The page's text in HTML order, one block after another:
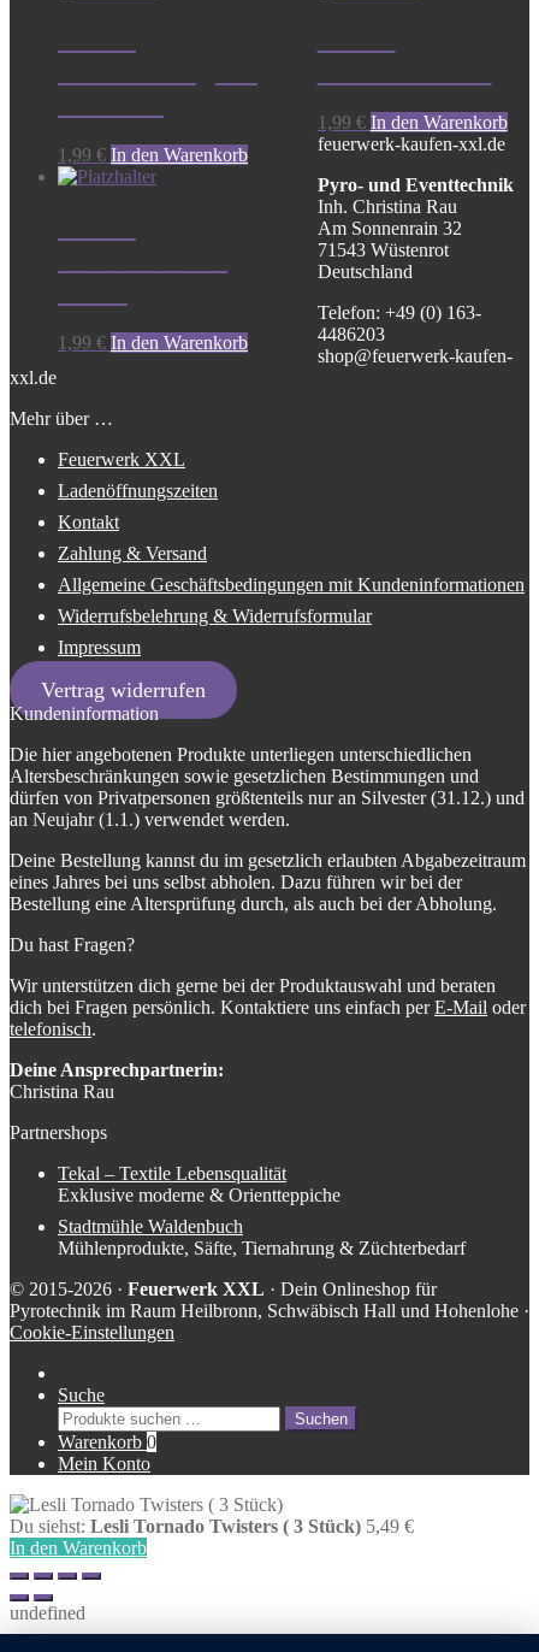
1,99 € In den Warenkorb
1,99 € In den Warenkorb
1,99 € In den Warenkorb
feuerwerk-kaufen-xxl.de
Pyro- und Eventtechnik
Inh. Christina Rau
Am Sonnenrain 32
71543 Wüstenrot
Deutschland
Telefon: +49 (0) 163-
4486203
shop@feuerwerk-kaufen-
xxl.de
Mehr über …
Feuerwerk XXL
Ladenöffnungszeiten
Kontakt
Zahlung & Versand
Allgemeine Geschäftsbedingungen mit Kundeninformationen
Widerrufsbelehrung & Widerrufsformular
Impressum
Vertrag widerrufen
Kundeninformation
Die hier angebotenen Produkte unterliegen unterschiedlichen
Altersbeschränkungen sowie gesetzlichen Bestimmungen und
dürfen von Privatpersonen größtenteils nur an Silvester (31.12.) und
an Neujahr (1.1.) verwendet werden.
Deine Bestellung kannst du im gesetzlich erlaubten Abgabezeitraum
eines Jahres bei uns selbst abholen. Dazu führen wir bei der
Bestellung eine Altersprüfung durch, als auch bei der Abholung.
Du hast Fragen?
Wir unterstützen dich gerne bei der Produktauswahl und beraten
dich bei Fragen persönlich. Kontaktiere uns einfach perE-Mail oder
telefonisch.
Deine Ansprechpartnerin:
Christina Rau
Partnershops
Tekal – Textile Lebensqualität
Exklusive moderne & Orientteppiche
Stadtmühle Waldenbuch
Mühlenprodukte, Säfte, Tiernahrung & Züchterbedarf
© 2015-2026 · Feuerwerk XXL · Dein Onlineshop für
Pyrotechnik im Raum Heilbronn, Schwäbisch Hall und Hohenlohe ·
Cookie-Einstellungen
Suche
Suche
nach:
Suchen
Warenkorb 0
Mein Konto
Du siehst: Lesli Tornado Twisters ( 3 Stück) 5,49 €
In den Warenkorb
undefined